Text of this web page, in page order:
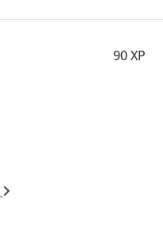
90 XP